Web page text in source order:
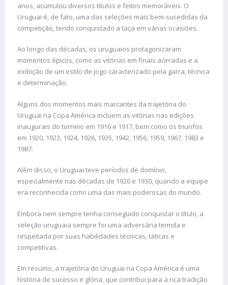
anos, acumulou diversos títulos e feitos memoráveis. O
Uruguai é, de fato, uma das seleções mais bem-sucedidas da
competição, tendo conquistado a taça em várias ocasiões.
Ao longo das décadas, os uruguaios protagonizaram
momentos épicos, como as vitórias em finais acirradas e a
exibição de um estilo de jogo caracterizado pela garra, técnica
e determinação.
Alguns dos momentos mais marcantes da trajetória do
Uruguai na Copa América incluem as vitórias nas edições
inaugurais do torneio em 1916 e 1917, bem como os triunfos
em 1920, 1923, 1924, 1926, 1935, 1942, 1956, 1959, 1967, 1983 e
1987.
Além disso, o Uruguai teve períodos de domínio,
especialmente nas décadas de 1920 e 1930, quando a equipe
era reconhecida como uma das mais poderosas do mundo.
Embora nem sempre tenha conseguido conquistar o título, a
seleção uruguaia sempre foi uma adversária temida e
respeitada por suas habilidades técnicas, táticas e
competitivas.
Em resumo, a trajetória do Uruguai na Copa América é uma
história de sucesso e glória, que contribui para a rica tradição